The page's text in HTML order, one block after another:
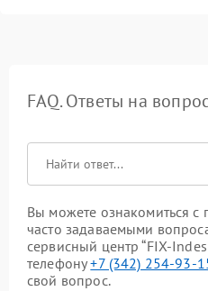
FAQ. Ответы на
Вы можете ознакомиться
часто задаваемыми
сервисный центр “FIX-
телефону+7 (342) 254-93-
свой вопрос.